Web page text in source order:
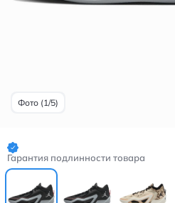
Фото (1/5)
Гарантия подлинности товара